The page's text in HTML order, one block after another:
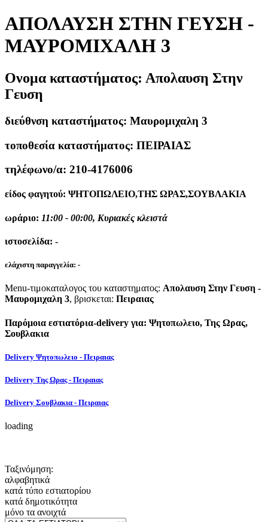
ΑΠΟΛΑΥΣΗ ΣΤΗΝ ΓΕΥΣΗ -
ΜΑΥΡΟΜΙΧΑΛΗ 3
Ονομα καταστήματος: Απολαυση Στην
Γευση
διεύθνση καταστήματος: Μαυρομιχαλη 3
τοποθεσία καταστήματος: ΠΕΙΡΑΙΑΣ
τηλέφωνο/α: 210-4176006
είδος φαγητού: ΨΗΤΟΠΩΛΕΙΟ,ΤΗΣ ΩΡΑΣ,ΣΟΥΒΛΑΚΙΑ
ωράριο: 11:00 - 00:00, Κυριακές κλειστά
ιστοσελίδα: -
ελάχιστη παραγγελία: -
Menu-τιμοκαταλογος του καταστηματος: Απολαυση Στην Γευση -
Μαυρομιχαλη 3, βρισκεται: Πειραιας
Παρόμοια εστιατόρια-delivery για: Ψητοπωλειο, Της Ωρας,
Σουβλακια
Delivery Ψητοπωλειο - Πειραιας
Delivery Της Ωρας - Πειραιας
Delivery Σουβλακια - Πειραιας
loading
Ταξινόμηση:
αλφαβητικά
κατά τύπο εστιατορίου
κατά δημοτικότητα
μόνο τα ανοιχτά